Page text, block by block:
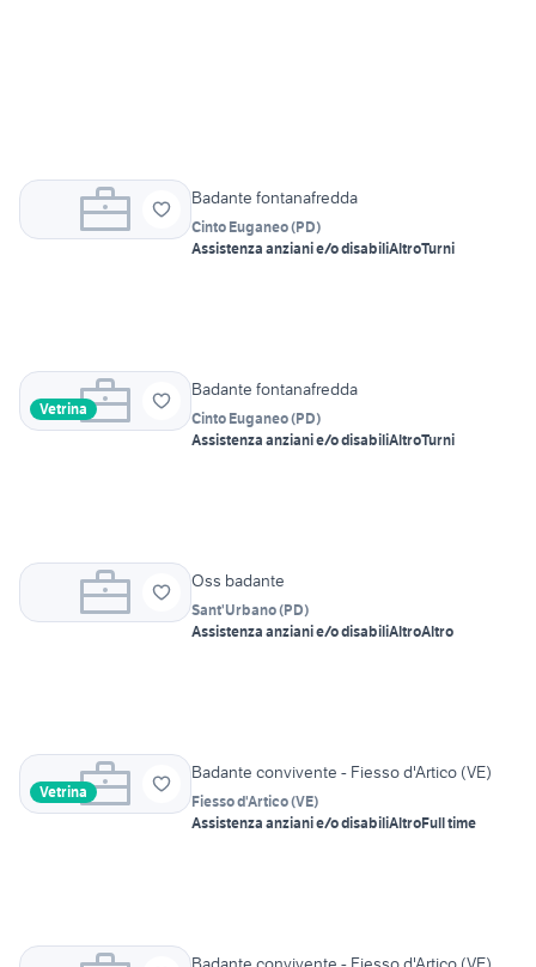
Badante fontanafredda
Cinto Euganeo(PD)
Assistenza anziani e/o disabiliAltroTurni
Vetrina
Badante fontanafredda
Cinto Euganeo(PD)
Assistenza anziani e/o disabiliAltroTurni
Oss badante
Sant'Urbano(PD)
Assistenza anziani e/o disabiliAltroAltro
Vetrina
Badante convivente - Fiesso d'Artico (VE)
Fiesso d'Artico(VE)
Assistenza anziani e/o disabiliAltroFull time